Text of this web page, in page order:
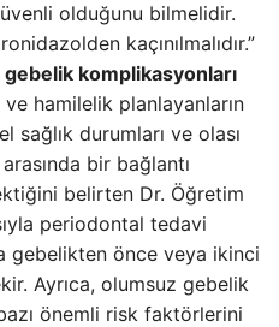
olduğunu bilmelidir.
kaçınılmalıdır.”
komplikasyonları
ve hamilelik planlayanların
sağlık durumları ve olası
bir bağlantı
belirten Dr. Öğretim
periodontal tedavi
gebelikten önce veya ikinci
Ayrıca, olumsuz gebelik
önemli risk faktörlerini